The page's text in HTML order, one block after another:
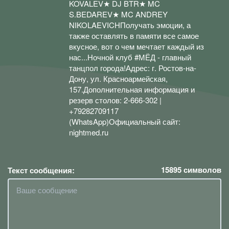
KOVALEV★ DJ BTR★ MC
S.BEDAREV★ MC ANDREY
NIKOLAEVICHПолучать эмоции, а
также оставлять в памяти все самое
вкусное, вот о чем мечтает каждый из
нас...Ночной клуб #МЁД - главный
танцпол города!Адрес: г. Ростов-на-
Дону, ул. Красноармейская,
157.Дополнительная информация и
резерв столов: 2-666-302 |
+79282709117
(WhatsApp)Официальный сайт:
nightmed.ru
Текст сообщения: 15895символов